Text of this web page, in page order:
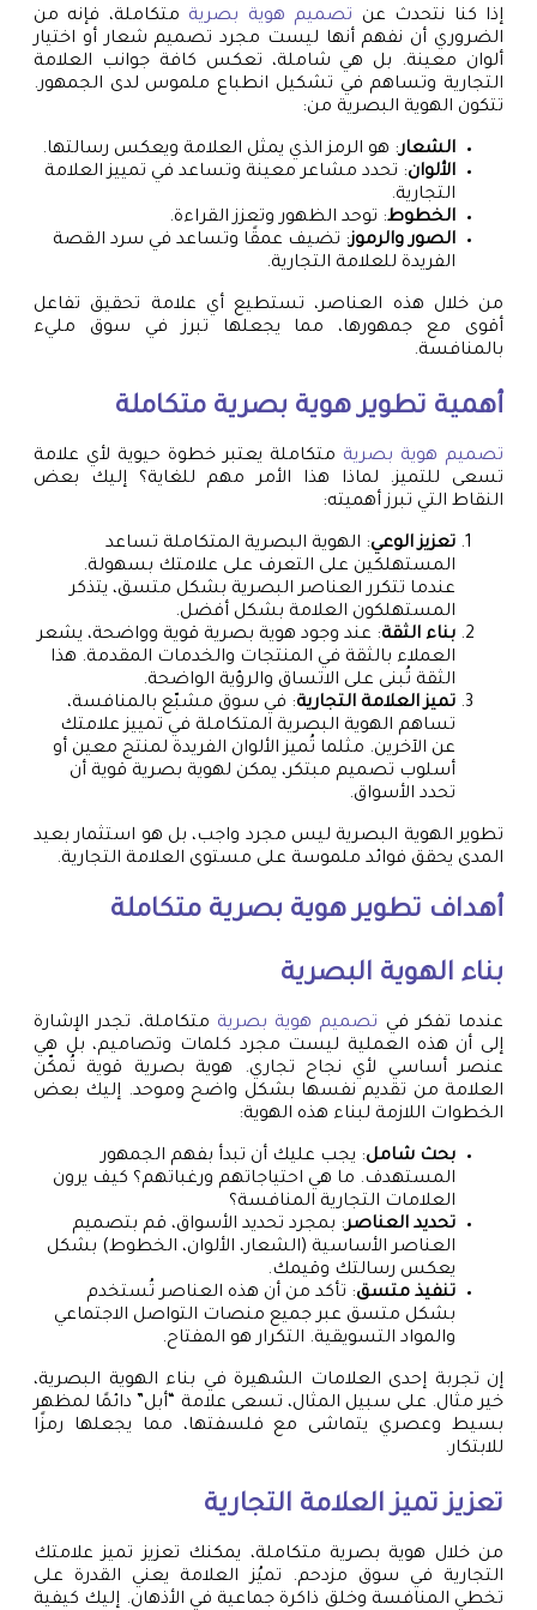
إذا كنا نتحدث عن تصميم هوية بصرية متكاملة، فإنه من
الضروري أن نفهم أنها ليست مجرد تصميم شعار أو اختيار
ألوان معينة. بل هي شاملة، تعكس كافة جوانب العلامة
التجارية وتساهم في تشكيل انطباع ملموس لدى الجمهور.
تتكون الهوية البصرية من:
الشعار: هو الرمز الذي يمثل العلامة ويعكس رسالتها.
الألوان: تحدد مشاعر معينة وتساعد في تمييز العلامة
التجارية.
الخطوط: توحد الظهور وتعزز القراءة.
الصور والرموز: تضيف عمقًا وتساعد في سرد القصة
الفريدة للعلامة التجارية.
من خلال هذه العناصر، تستطيع أي علامة تحقيق تفاعل
أقوى مع جمهورها، مما يجعلها تبرز في سوق مليء
بالمنافسة.
أهمية تطوير هوية بصرية متكاملة
تصميم هوية بصرية متكاملة يعتبر خطوة حيوية لأي علامة
تسعى للتميز. لماذا هذا الأمر مهم للغاية؟ إليك بعض
النقاط التي تبرز أهميته:
تعزيز الوعي: الهوية البصرية المتكاملة تساعد
المستهلكين على التعرف على علامتك بسهولة.
عندما تتكرر العناصر البصرية بشكل متسق، يتذكر
المستهلكون العلامة بشكل أفضل.
بناء الثقة: عند وجود هوية بصرية قوية وواضحة، يشعر
العملاء بالثقة في المنتجات والخدمات المقدمة. هذا
الثقة تُبنى على الاتساق والرؤية الواضحة.
تميز العلامة التجارية: في سوق مشبّع بالمنافسة،
تساهم الهوية البصرية المتكاملة في تمييز علامتك
عن الآخرين. مثلما تُميز الألوان الفريدة لمنتج معين أو
أسلوب تصميم مبتكر، يمكن لهوية بصرية قوية أن
تحدد الأسواق.
تطوير الهوية البصرية ليس مجرد واجب، بل هو استثمار بعيد
المدى يحقق فوائد ملموسة على مستوى العلامة التجارية.
أهداف تطوير هوية بصرية متكاملة
بناء الهوية البصرية
عندما تفكر في تصميم هوية بصرية متكاملة، تجدر الإشارة
إلى أن هذه العملية ليست مجرد كلمات وتصاميم، بل هي
عنصر أساسي لأي نجاح تجاري. هوية بصرية قوية تُمكّن
العلامة من تقديم نفسها بشكل واضح وموحد. إليك بعض
الخطوات اللازمة لبناء هذه الهوية:
بحث شامل: يجب عليك أن تبدأ بفهم الجمهور
المستهدف. ما هي احتياجاتهم ورغباتهم؟ كيف يرون
العلامات التجارية المنافسة؟
تحديد العناصر: بمجرد تحديد الأسواق، قم بتصميم
العناصر الأساسية (الشعار، الألوان، الخطوط) بشكل
يعكس رسالتك وقيمك.
تنفيذ متسق: تأكد من أن هذه العناصر تُستخدم
بشكل متسق عبر جميع منصات التواصل الاجتماعي
والمواد التسويقية. التكرار هو المفتاح.
إن تجربة إحدى العلامات الشهيرة في بناء الهوية البصرية،
خير مثال. على سبيل المثال، تسعى علامة “أبل” دائمًا لمظهر
بسيط وعصري يتماشى مع فلسفتها، مما يجعلها رمزًا
للابتكار.
تعزيز تميز العلامة التجارية
من خلال هوية بصرية متكاملة، يمكنك تعزيز تميز علامتك
التجارية في سوق مزدحم. تميُز العلامة يعني القدرة على
تخطي المنافسة وخلق ذاكرة جماعية في الأذهان. إليك كيفية